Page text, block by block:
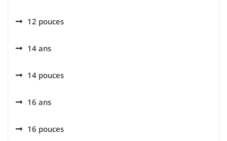
12 pouces
14 ans
14 pouces
16 ans
16 pouces